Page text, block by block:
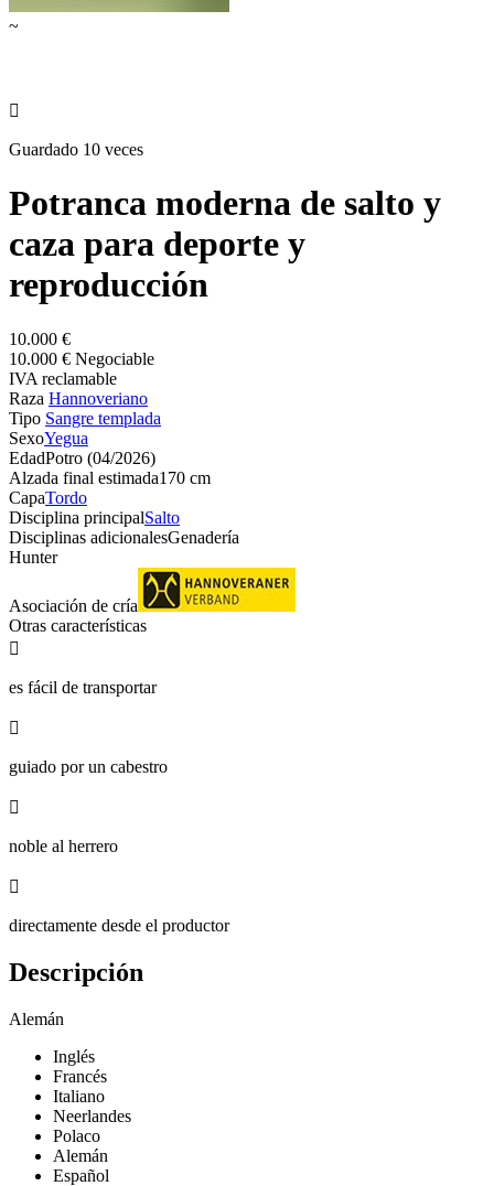
~

Guardado 10 veces
Potranca moderna de salto y
caza para deporte y
reproducción
10.000 €
10.000 € Negociable
IVA reclamable
Raza Hannoveriano
Tipo Sangre templada
SexoYegua
EdadPotro (04/2026)
Alzada final estimada170 cm
CapaTordo
Disciplina principalSalto
Disciplinas adicionalesGenadería
Hunter
Asociación de cría
Otras características

es fácil de transportar

guiado por un cabestro

noble al herrero

directamente desde el productor
Descripción
Alemán
Inglés
Francés
Italiano
Neerlandes
Polaco
Alemán
Español